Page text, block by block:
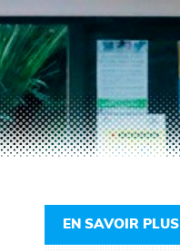
EN SAVOIR PLUS